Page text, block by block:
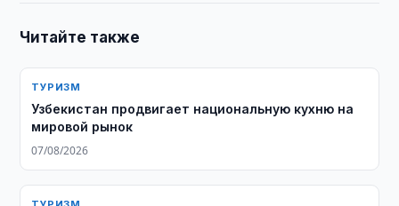
Читайте также
ТУРИЗМ
Узбекистан продвигает национальную кухню на
мировой рынок
07/08/2026